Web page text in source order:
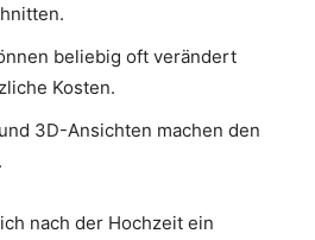
beliebig oft verändert
Kosten.
3D-Ansichten machen den
nach der Hochzeit ein